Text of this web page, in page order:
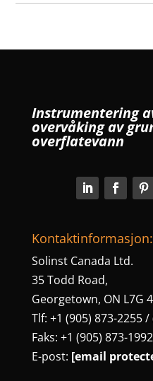
Instrumentering
overvåking av
overflatevann
Kontaktinformasjon:
Solinst Canada Ltd.
35 Todd Road,
Georgetown, ON L7G
Tlf: +1 (905) 873-2255
Faks: +1 (905) 873-1992
E-post: [email